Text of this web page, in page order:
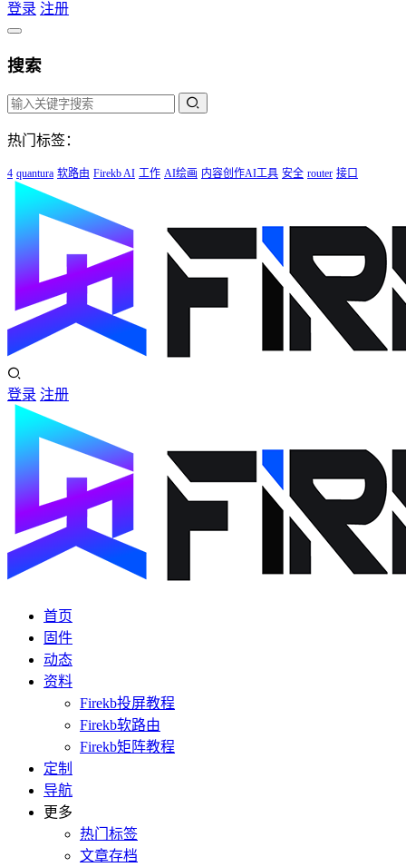
登录 注册
搜索
热门标签：
4 quantura 软路由 Firekb AI 工作 AI绘画 内容创作AI工具 安全 router 接口
登录 注册
首页
固件
动态
资料
Firekb投屏教程
Firekb软路由
Firekb矩阵教程
定制
导航
更多
热门标签
文章存档